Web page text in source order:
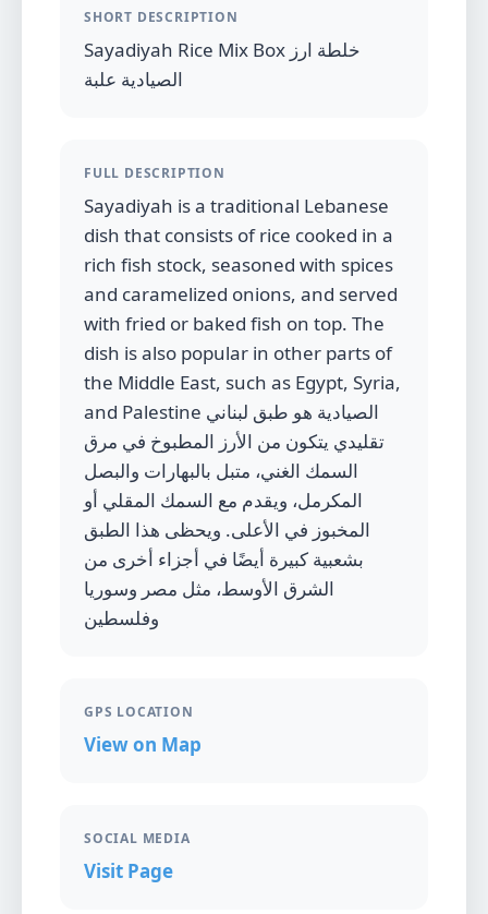
SHORT DESCRIPTION
Sayadiyah Rice Mix Box خلطة ارز
الصيادية علبة
FULL DESCRIPTION
Sayadiyah is a traditional Lebanese
dish that consists of rice cooked in a
rich fish stock, seasoned with spices
and caramelized onions, and served
with fried or baked fish on top. The
dish is also popular in other parts of
the Middle East, such as Egypt, Syria,
and Palestine الصيادية هو طبق لبناني
تقليدي يتكون من الأرز المطبوخ في مرق
السمك الغني، متبل بالبهارات والبصل
المكرمل، ويقدم مع السمك المقلي أو
المخبوز في الأعلى. ويحظى هذا الطبق
بشعبية كبيرة أيضًا في أجزاء أخرى من
الشرق الأوسط، مثل مصر وسوريا
وفلسطين
GPS LOCATION
View on Map
SOCIAL MEDIA
Visit Page